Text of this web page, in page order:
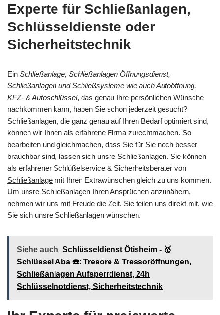
Experte für Schließanlagen,
Schlüsseldienste oder
Sicherheitstechnik
Ein Schließanlage, Schließanlagen Öffnungsdienst,
Schließanlagen und Schließsysteme wie auch Autoöffnung,
KFZ- & Autoschlüssel, das genau Ihre persönlichen Wünsche
nachkommen kann, haben Sie schon jederzeit gesucht?
Schließanlagen, die ganz genau auf Ihren Bedarf optimiert sind,
können wir Ihnen als erfahrene Firma zurechtmachen. So
bearbeiten und gleichmachen, dass Sie für Sie noch besser
brauchbar sind, lassen sich unsre Schließanlagen. Sie können
als erfahrener Schlüßelservice & Sicherheitsberater von
Schließanlage mit Ihren Extrawünschen gleich zu uns kommen.
Um unsre Schließanlagen Ihren Ansprüchen anzunähern,
nehmen wir uns mit Freude die Zeit. Sie teilen uns direkt mit, wie
Sie sich unsre Schließanlagen wünschen.
Siehe auch Schlüsseldienst Ötisheim - 🥇
Schlüssel Aba ☎️: Tresore & Tressoröffnungen,
Schließanlagen Aufsperrdienst, 24h
Schlüsselnotdienst, Sicherheitstechnik